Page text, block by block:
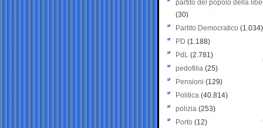
partito del popolo della
(30)
Partito Democratico (1.034)
PD (1.188)
PdL (2.781)
pedofilia (25)
Pensioni (129)
Politica (40.814)
polizia (253)
Porto (12)